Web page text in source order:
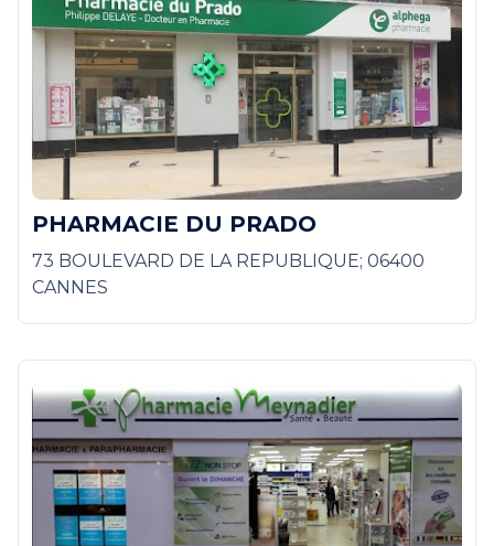
PHARMACIE DU PRADO
73 BOULEVARD DE LA REPUBLIQUE; 06400
CANNES